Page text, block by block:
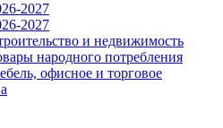
2027
2027
и недвижимость
народного потребления
офисное и торговое